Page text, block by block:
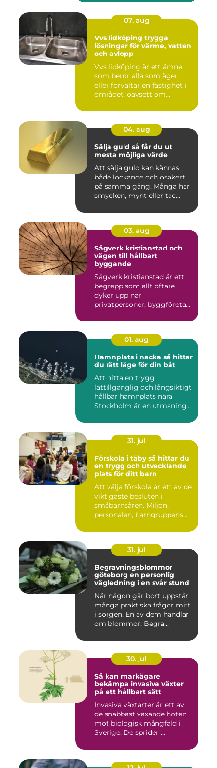
07. aug
Vvs lidköping trygga
lösningar för värme, vatten
och avlopp
Vvs lidköping är ett ämne
som berör alla som äger
eller förvaltar en fastighet i
området, oavsett om...
04. aug
Sälja guld så får du ut
mesta möjliga värde
Att sälja guld kan kännas
både lockande och osäkert
på samma gång. Många har
smycken, mynt eller tac...
03. aug
Sågverk kristianstad och
vägen till hållbart
byggande
Sågverk kristianstad är ett
begrepp som allt oftare
dyker upp när
privatpersoner, byggföretag
01. aug
Hamnplats i nacka så hittar
du rätt läge för din båt
Att hitta en trygg,
lättillgänglig och långsiktigt
hållbar hamnplats nära
Stockholm är en utmaning
31. jul
Förskola i täby så hittar du
en trygg och utvecklande
plats för ditt barn
Att välja förskola är ett av de
viktigaste besluten i
småbarnsåren. Miljön,
personalen, barngruppens...
31. jul
Begravningsblommor
göteborg en personlig
vägledning i en svår stund
När någon går bort uppstår
många praktiska frågor mitt
i sorgen. En av dem handlar
om blommor. Begra...
30. jul
Så kan markägare
bekämpa invasiva växter
på ett hållbart sätt
Invasiva växtarter är ett av
de snabbast växande hoten
mot biologisk mångfald i
Sverige. De sprider ...